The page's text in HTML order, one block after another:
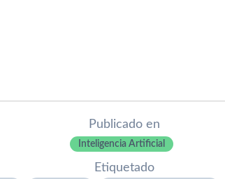
Publicado en
Inteligencia Artificial
Etiquetado